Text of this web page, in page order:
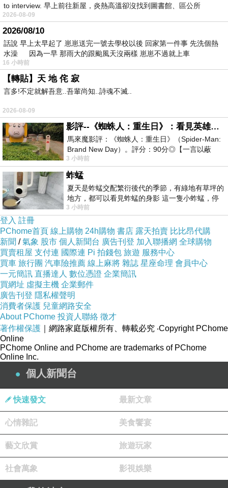
to interview. 早上前往新屋，炎熱高溫卻沒找到圖書館、區公所
2026-08-09
2026/08/10
話說 早上太早起了 崽崽送完一號去學校以後 回家第一件事 先洗個熱
水澡 因為一早 那雨大的跟颱風天沒兩樣 崽崽不過就上車
16 小時前
【轉貼】天 地 侘 寂
言多!不定就解吾意..吾輩尚知..詩魂不滅..
2026-08-09
影評--《蜘蛛人：重生日》：看見英雄的孤獨與重生
馬來魔影評：《蜘蛛人：重生日》（Spider-Man:
Brand New Day）。評分：90分◎【一言以蔽
之】：一個失去一切的英雄，學會放下孤獨、
3 小時前
蚱蜢
夏天是蚱蜢交配繁衍後代的季節，有綠地有草坪的
地方，都可以看見蚱蜢的身影 這一隻小蚱蜢，停
在車頂上，怎麼樣小心驅趕，都無動
3 小時前
登入 註冊
PChome首頁 線上購物 24h購物 書店 露天拍賣 比比昂代購
新聞 /氣象 股市 個人新聞台 廣告刊登 加入聯播網 全球購物
買賣租屋 支付連 國際連 Pi 拍錢包 旅遊 服務中心
買車 旅行團 汽車險推薦 線上麻將 雜誌 星座命理 會員中心
一元簡訊 直播達人 數位憑證 企業簡訊
買網址 虛擬主機 企業郵件
廣告刊登 隱私權聲明
消費者保護 兒童網路安全
About PChome 投資人聯絡 徵才
著作權保護 ｜網路家庭版權所有、轉載必究 ‧Copyright PChome
Online
PChome Online and PChome are trademarks of PChome
Online Inc.
個人新聞台
快速發文 最新文章
心情雜記 美食饗宴
藝文欣賞 旅遊玩家
社會萬象 影視娛樂